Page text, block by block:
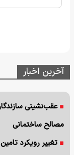
آخرین اخبار
مصالح ساختمانی
تغییر رویکرد